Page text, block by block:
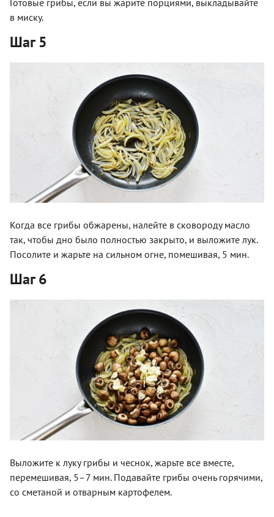
в миску.
Шаг 5
Когда все грибы обжарены, налейте в сковороду масло
так, чтобы дно было полностью закрыто, и выложите лук.
Посолите и жарьте на сильном огне, помешивая, 5 мин.
Шаг 6
Выложите к луку грибы и чеснок, жарьте все вместе,
перемешивая, 5–7 мин. Подавайте грибы очень горячими,
со сметаной и отварным картофелем.